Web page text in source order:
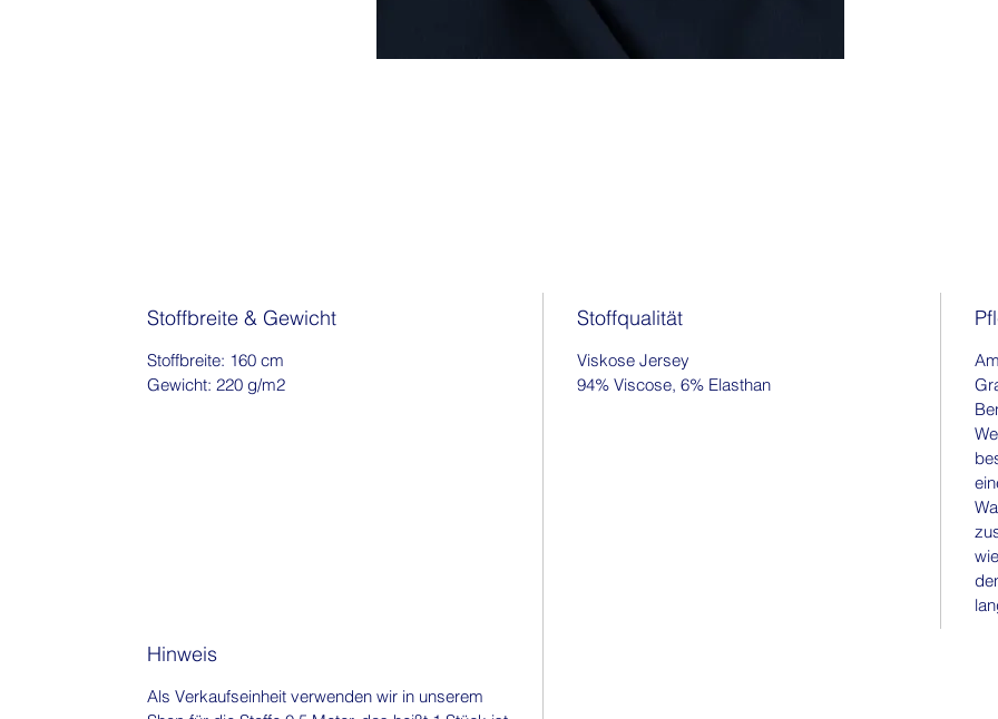
Stoffbreite & Gewicht
Stoffbreite: 160 cm
Gewicht: 220 g/m2
Stoffqualität
Viskose Jersey
94% Viscose, 6% Elasthan
Hinweis
Als Verkaufseinheit verwenden wir in unserem